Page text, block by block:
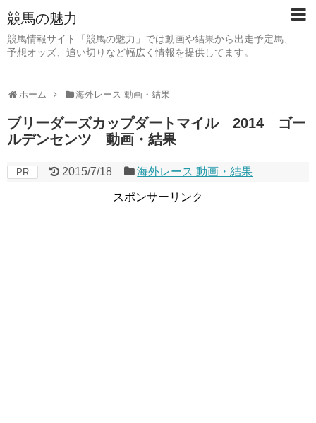
競馬の魅力
競馬情報サイト「競馬の魅力」では動画や結果から出走予定馬、
予想オッズ、追い切りなど幅広く情報を提供してます。
ホーム 海外レース 動画・結果
ブリーダーズカップダートマイル 2014 ゴー
ルデンセンツ 動画・結果
PR 2015/7/18 海外レース 動画・結果
スポンサーリンク